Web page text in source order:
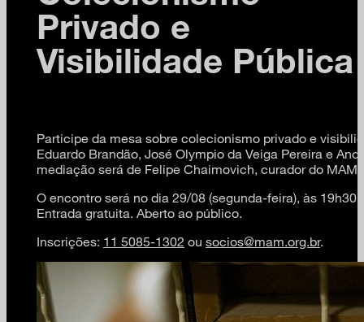
Privado e
Visibilidade Pública
Participe da mesa sobre colecionismo privado e
Eduardo Brandão, José Olympio da Veiga Pereira e
mediação será de Felipe Chaimovich, curador do MAM.
O encontro será no dia 29/08 (segunda-feira), às
Entrada gratuita. Aberto ao público.
Inscrições: 11 5085-1302 ou socios@mam.org.br.